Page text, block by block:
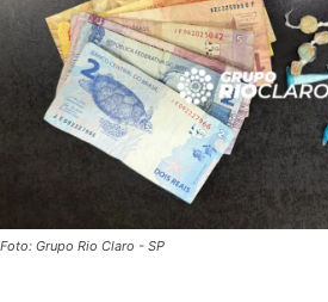
Foto: Grupo Rio Claro - SP